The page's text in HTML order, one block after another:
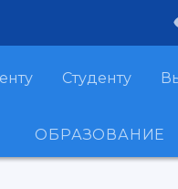
Студенту
ОБРАЗОВАНИЕ